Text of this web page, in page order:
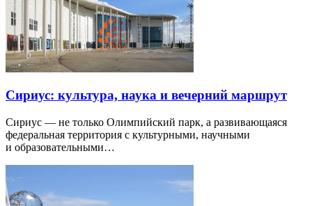
Сириус: культура, наука и вечерний маршрут
Сириус — не только Олимпийский парк, а развивающаяся
федеральная территория с культурными, научными
и образовательными…